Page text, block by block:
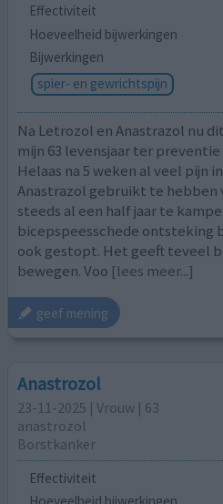
Effectiviteit
Hoeveelheid bijwerkingen
Bijwerkingen
spier- en gewrichtspijn
Na Letrozol en Anastrazol nu
mijn 63 levensjaar ter
Helaas na 5 weken al veel pijn
Anastrazol gebruikt te hebben
steeds al een half jaar te
bicepspeesschede ontsteking
ook gestopt. Het geeft teveel
bewegen. Voo [lees meer...]
geef mening
Anastrozol
23-11-2025 | Vrouw | 63
anastrozol
Borstkanker
Effectiviteit